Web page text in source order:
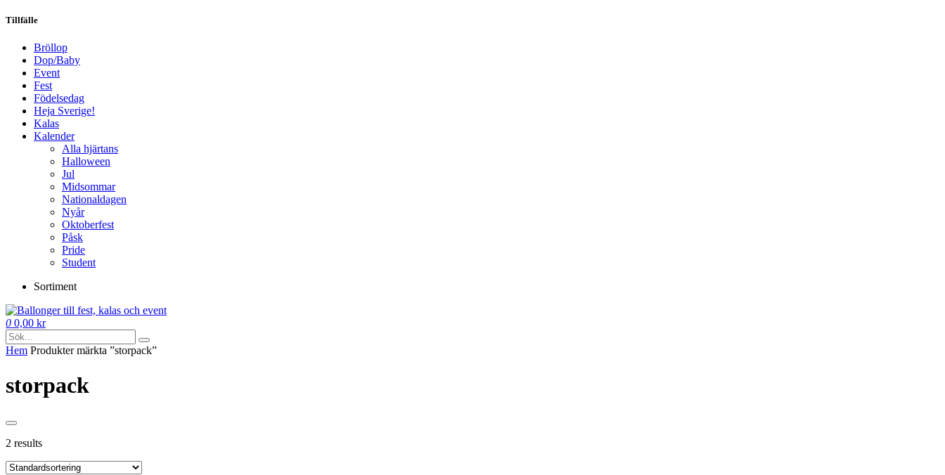
Tillfälle
Bröllop
Dop/Baby
Event
Fest
Födelsedag
Heja Sverige!
Kalas
Kalender
Alla hjärtans
Halloween
Jul
Midsommar
Nationaldagen
Nyår
Oktoberfest
Påsk
Pride
Student
Sortiment
0 0,00 kr
Hem Produkter märkta ”storpack”
storpack
2 results